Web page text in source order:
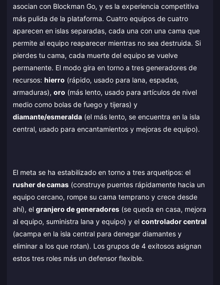
asocian con Blockman Go, y es la experiencia competitiva
más pulida de la plataforma. Cuatro equipos de cuatro
aparecen en islas separadas, cada una con una cama que
permite al equipo reaparecer mientras no sea destruida. Si
pierdes tu cama, cada muerte del equipo se vuelve
permanente. El modo gira en torno a tres generadores de
recursos: hierro (rápido, usado para lana, espadas,
armaduras), oro (más lento, usado para artículos de nivel
medio como bolas de fuego y tijeras) y
diamante/esmeralda (el más lento, se encuentra en la isla
central, usado para encantamientos y mejoras de equipo).
El meta se ha estabilizado en torno a tres arquetipos: el
rusher de camas (construye puentes rápidamente hacia un
equipo cercano, rompe su cama temprano y crece desde
ahí), el granjero de generadores (se queda en casa, mejora
al equipo, suministra lana y equipo) y el controlador central
(acampa en la isla central para denegar diamantes y
eliminar a los que rotan). Los grupos de 4 exitosos asignan
estos tres roles más un defensor flexible.